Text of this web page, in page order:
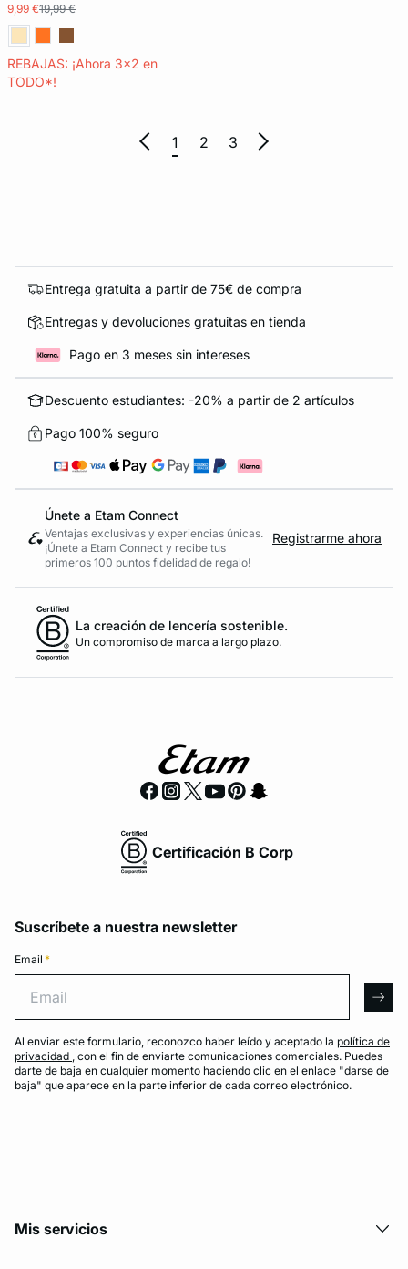
9,99 €19,99 €
REBAJAS: ¡Ahora 3x2 en
TODO*!
1 2 3
Entrega gratuita a partir de 75€ de compra
Entregas y devoluciones gratuitas en tienda
Pago en 3 meses sin intereses
Descuento estudiantes: -20% a partir de 2 artículos
Pago 100% seguro
Únete a Etam Connect
Ventajas exclusivas y experiencias únicas.
¡Únete a Etam Connect y recibe tus
primeros 100 puntos fidelidad de regalo!
Registrarme ahora
La creación de lencería sostenible.
Un compromiso de marca a largo plazo.
Certificación B Corp
Suscríbete a nuestra newsletter
Email *
Al enviar este formulario, reconozco haber leído y aceptado la política de
privacidad , con el fin de enviarte comunicaciones comerciales. Puedes
darte de baja en cualquier momento haciendo clic en el enlace "darse de
baja" que aparece en la parte inferior de cada correo electrónico.
Mis servicios